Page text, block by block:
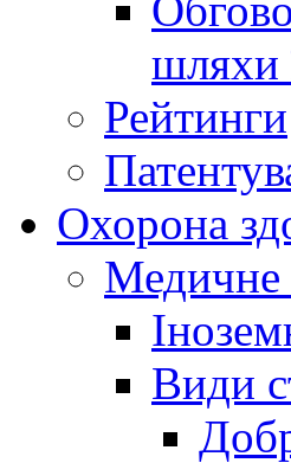
шляхи
Рейтинги
Охорона
Медичне
Види